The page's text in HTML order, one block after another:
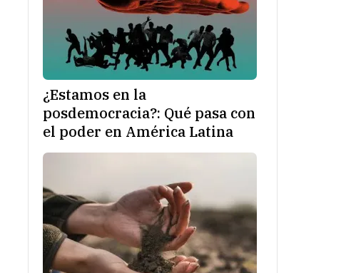
¿Estamos en la
posdemocracia?: Qué pasa con
el poder en América Latina